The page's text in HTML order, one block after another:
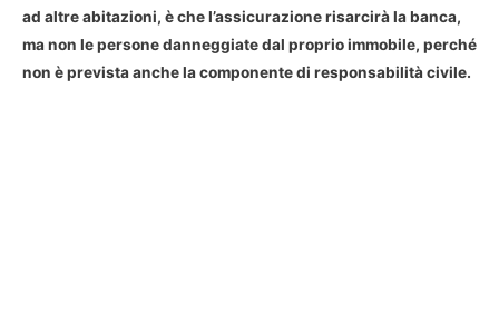
ad altre abitazioni, è che l’assicurazione risarcirà la banca,
ma non le persone danneggiate dal proprio immobile, perché
non è prevista anche la componente di responsabilità civile.